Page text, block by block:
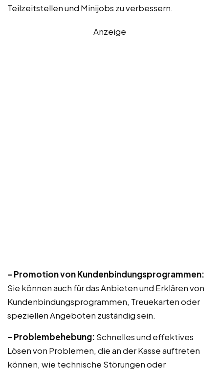
Teilzeitstellen und Minijobs zu verbessern.
Anzeige
– Promotion von Kundenbindungsprogrammen:
Sie können auch für das Anbieten und Erklären von
Kundenbindungsprogrammen, Treuekarten oder
speziellen Angeboten zuständig sein.
– Problembehebung: Schnelles und effektives
Lösen von Problemen, die an der Kasse auftreten
können, wie technische Störungen oder